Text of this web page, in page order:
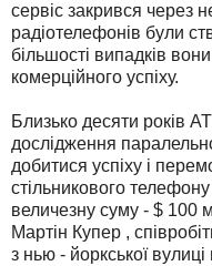
сервіс закрився через
радіотелефонів були
більшості випадків
комерційного успіху.
Близько десяти років
дослідження
добитися успіху і
стільникового
величезну суму - $ 100
Мартін Купер ,
з нью - йоркської